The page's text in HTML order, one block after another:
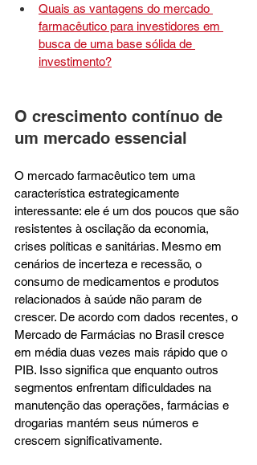
Quais as vantagens do mercado
farmacêutico para investidores em
busca de uma base sólida de
investimento?
O crescimento contínuo de
um mercado essencial
O mercado farmacêutico tem uma
característica estrategicamente
interessante: ele é um dos poucos que são
resistentes à oscilação da economia,
crises políticas e sanitárias. Mesmo em
cenários de incerteza e recessão, o
consumo de medicamentos e produtos
relacionados à saúde não param de
crescer. De acordo com dados recentes, o
Mercado de Farmácias no Brasil cresce
em média duas vezes mais rápido que o
PIB. Isso significa que enquanto outros
segmentos enfrentam dificuldades na
manutenção das operações, farmácias e
drogarias mantém seus números e
crescem significativamente.